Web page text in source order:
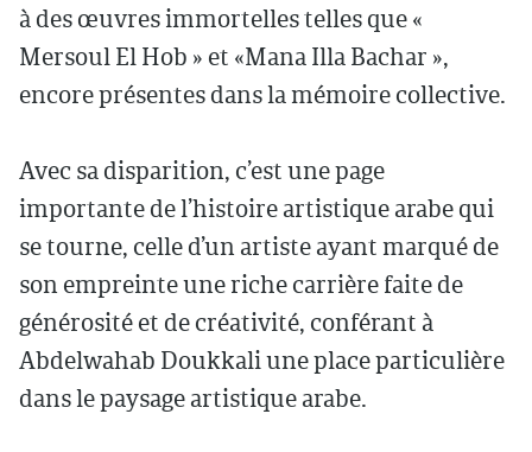
à des œuvres immortelles telles que «
Mersoul El Hob » et «Mana Illa Bachar »,
encore présentes dans la mémoire collective.
Avec sa disparition, c’est une page
importante de l’histoire artistique arabe qui
se tourne, celle d’un artiste ayant marqué de
son empreinte une riche carrière faite de
générosité et de créativité, conférant à
Abdelwahab Doukkali une place particulière
dans le paysage artistique arabe.